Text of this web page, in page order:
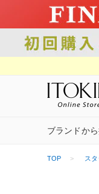
ブランドか
TOP ス